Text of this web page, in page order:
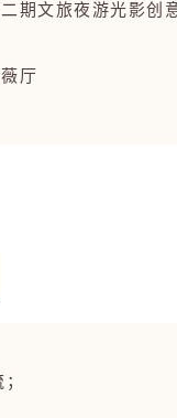
期文旅夜游光影创
厅